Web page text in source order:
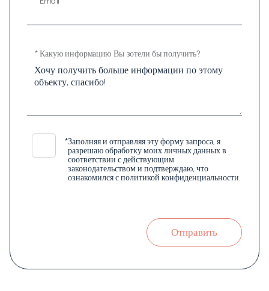
* Какую информацию Вы зотели бы получить?
*Заполняя и отправляя эту форму запроса, я
разрешаю обработку моих личных данных в
соответствии с действующим
законодательством и подтверждаю, что
ознакомился с политикой конфиденциальности.
Отправить